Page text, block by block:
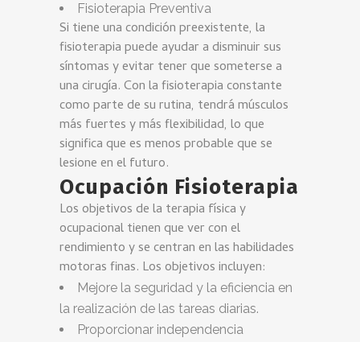
Fisioterapia Preventiva
Si tiene una condición preexistente, la
fisioterapia puede ayudar a disminuir sus
síntomas y evitar tener que someterse a
una cirugía. Con la fisioterapia constante
como parte de su rutina, tendrá músculos
más fuertes y más flexibilidad, lo que
significa que es menos probable que se
lesione en el futuro.
Ocupación Fisioterapia
Los objetivos de la terapia física y
ocupacional tienen que ver con el
rendimiento y se centran en las habilidades
motoras finas. Los objetivos incluyen:
Mejore la seguridad y la eficiencia en
la realización de las tareas diarias.
Proporcionar independencia